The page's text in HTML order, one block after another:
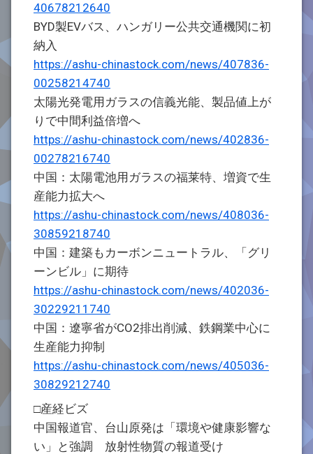
40678212640
BYD製EVバス、ハンガリー公共交通機関に初
納入
https://ashu-chinastock.com/news/407836-
00258214740
太陽光発電用ガラスの信義光能、製品値上が
りで中間利益倍増へ
https://ashu-chinastock.com/news/402836-
00278216740
中国：太陽電池用ガラスの福莱特、増資で生
産能力拡大へ
https://ashu-chinastock.com/news/408036-
30859218740
中国：建築もカーボンニュートラル、「グリ
ーンビル」に期待
https://ashu-chinastock.com/news/402036-
30229211740
中国：遼寧省がCO2排出削減、鉄鋼業中心に
生産能力抑制
https://ashu-chinastock.com/news/405036-
30829212740
□産経ビズ
中国報道官、台山原発は「環境や健康影響な
い」と強調 放射性物質の報道受け